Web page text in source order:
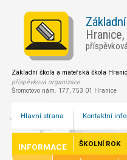
Základní škola a mateřská škola
příspěvková organizace
Šromotovo nám. 177, 753 01 Hranice
Hlavní strana Kontaktní
INFORMACE ŠKOLNÍ ROK